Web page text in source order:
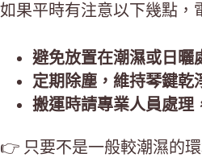
如果平時有注意以下幾點，
避免放置在潮濕或日曬
定期除塵，維持琴鍵乾
搬運時請專業人員處理
👉 只要不是一般較潮濕的